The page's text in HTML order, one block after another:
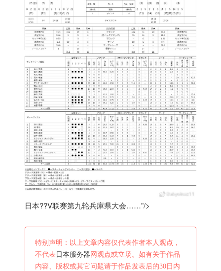
日本??V联赛第九轮兵庫県大会……”/>
特别声明：以上文章内容仅代表作者本人观点，
不代表 日本服务器 网观点或立场。如有关于作品
内容、版权或其它问题请于作品发表后的30日内